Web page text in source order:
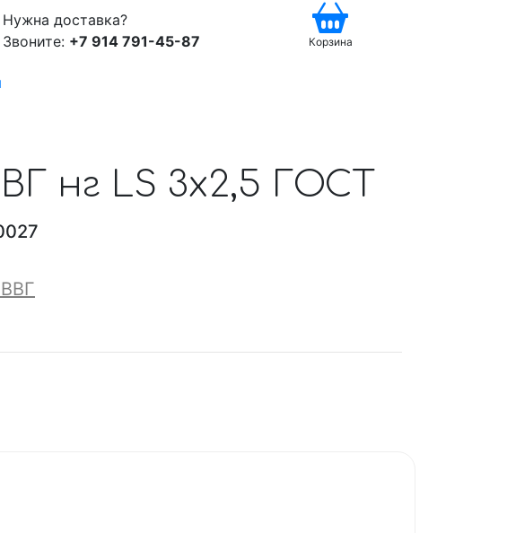
Нужна доставка?
Звоните: +7 914 791-45-87 Корзина
нг LS 3x2,5 ГОСТ